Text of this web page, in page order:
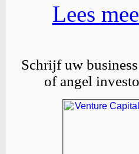
Lees
Schrijf uw
of angel